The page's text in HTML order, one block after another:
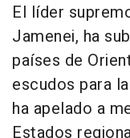
El líder
Jamenei, ha
países de
escudos para
ha apelado a
Estados